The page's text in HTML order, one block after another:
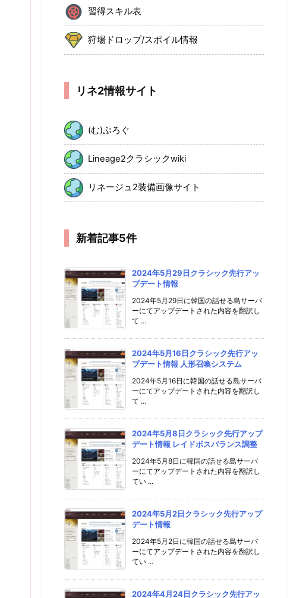
習得スキル表
狩場ドロップ/スポイル情報
リネ2情報サイト
(む)ぶろぐ
Lineage2クラシックwiki
リネージュ2装備画像サイト
新着記事5件
2024年5月29日クラシック先行アッ
プデート情報
2024年5月29日に韓国の話せる島サーバ
ーにてアップデートされた内容を翻訳し
て ...
2024年5月16日クラシック先行アッ
プデート情報 人形召喚システム
2024年5月16日に韓国の話せる島サーバ
ーにてアップデートされた内容を翻訳し
て ...
2024年5月8日クラシック先行アップ
デート情報 レイドボスバランス調整
2024年5月8日に韓国の話せる島サーバ
ーにてアップデートされた内容を翻訳し
てい ...
2024年5月2日クラシック先行アップ
デート情報
2024年5月2日に韓国の話せる島サーバ
ーにてアップデートされた内容を翻訳し
てい ...
2024年4月24日クラシック先行アッ